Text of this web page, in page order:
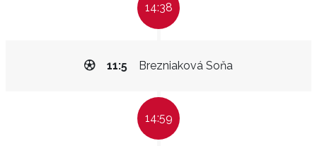
14:38
Brezniaková Soňa
11:5
14:59